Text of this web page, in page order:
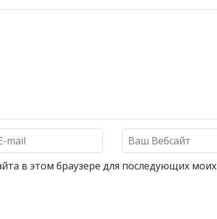
в этом браузере для последующих моих